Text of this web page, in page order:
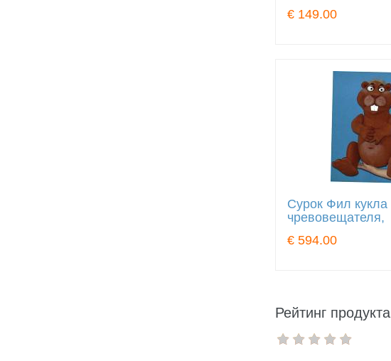
€ 149.00
Сурок Фил кукла
чревовещателя,
€ 594.00
Рейтинг продукта